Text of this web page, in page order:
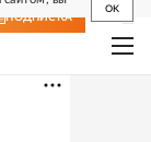
OK
ПОДПИСКА